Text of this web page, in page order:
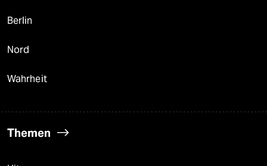
Berlin
Nord
Wahrheit
Themen